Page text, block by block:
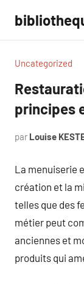
contenu
Uncategorized
principes
par Louise
La menuiserie
création et la
telles que des
métier peut
anciennes et
produits qui